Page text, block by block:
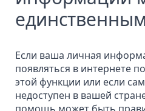
Если ваша личная
появляться в интернете
этой функции или если
недоступен в вашей